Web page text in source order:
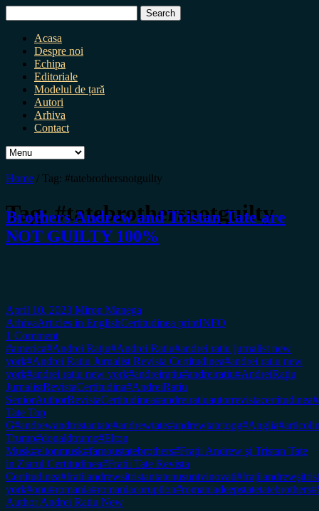
for:
Acasa
Despre noi
Echipa
Editoriale
Modelul de țară
Autori
Arhiva
Contact
Home / Tag: #tatebrothersnotguilty
Tag:#tatebrothersnotguilty
Brothers Andrew and Tristan Tate are
NOT GUILTY 100%
April 10, 2023 Miron Manega
ArhivaArticles in EnglishCertitudinea printINFO
1 Comment
#america#Andrei Rațiu#Andrei Ratiu#andrei ratiu jurnalist new
york#Andrei Ratiu Jurnalist Revista Certitudinea#andrei ratiu new
york#andrei rațiu new york#andreirațiu#andreiratiu#AndreiRațiu
JurnalistRevistaCertitudina#AndreiRatiu
SeniorAuthorRevistaCertitudinea#andreiratiuautorrevistacertitudinea
Tate Top
G#andrewandtristantate#andrewtate#andrewtatetopg#Anglia
Trump#donaldtrump#Elton
Musk#eltonmusk#famoustatebrothers#Frații Andrew şi Tristan Tate
in Ziarul Certitudinea#Fratii Tate Revista
Certitudinea#fratiiandrewsitristantatenusuntvinovati
york#onu#romania#romaniacoruption#romaniadeepstatetatebrothers
Author Andrei Ratiu New